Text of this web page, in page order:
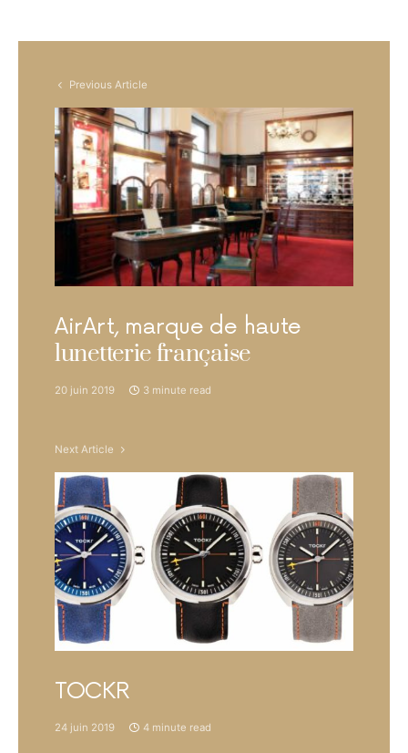
Previous Article
AirArt, marque de haute
lunetterie française
20 juin 2019 3 minute read
Next Article
TOCKR
24 juin 2019 4 minute read